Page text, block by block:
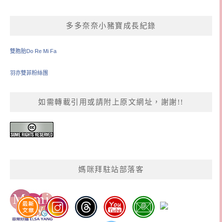
多多奈奈小豬寶成長紀錄
雙胞胎Do Re Mi Fa
羽亦雙菲粉絲團
如需轉載引用或請附上原文網址，謝謝!!
媽咪拜駐站部落客